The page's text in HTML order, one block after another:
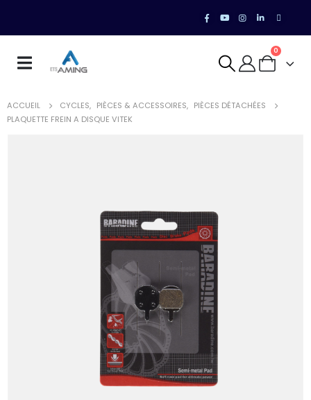
0
ACCUEIL CYCLES, PIÈCES & ACCESSOIRES, PIÈCES DÉTACHÉES
PLAQUETTE FREIN A DISQUE VITEK